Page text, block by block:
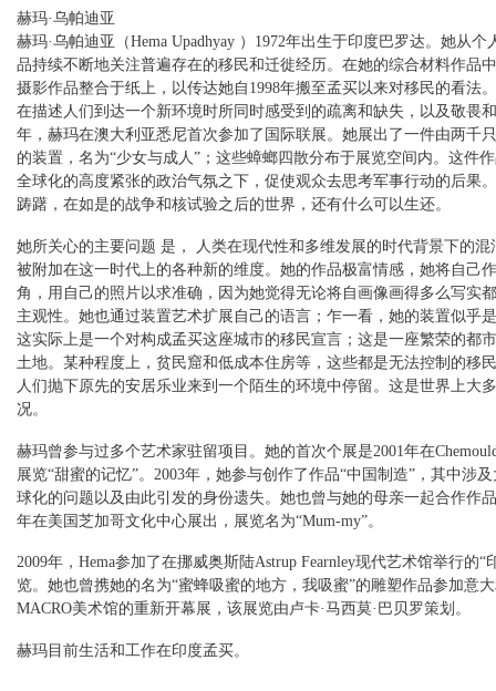
赫玛·乌帕迪亚
赫玛·乌帕迪亚（Hema Upadhyay ）1972年出生于印度巴罗达。她从个
品持续不断地关注普遍存在的移民和迁徙经历。在她的综合材料作品
摄影作品整合于纸上，以传达她自1998年搬至孟买以来对移民的看法
在描述人们到达一个新环境时所同时感受到的疏离和缺失，以及敬畏
年，赫玛在澳大利亚悉尼首次参加了国际联展。她展出了一件由两千
的装置，名为“少女与成人”；这些蟑螂四散分布于展览空间内。这件
全球化的高度紧张的政治气氛之下，促使观众去思考军事行动的后果
踌躇，在如是的战争和核试验之后的世界，还有什么可以生还。
她所关心的主要问题 是， 人类在现代性和多维发展的时代背景下的混
被附加在这一时代上的各种新的维度。她的作品极富情感，她将自己
角，用自己的照片以求准确，因为她觉得无论将自画像画得多么写实
主观性。她也通过装置艺术扩展自己的语言；乍一看，她的装置似乎
这实际上是一个对构成孟买这座城市的移民宣言；这是一座繁荣的都
土地。某种程度上，贫民窟和低成本住房等，这些都是无法控制的
人们抛下原先的安居乐业来到一个陌生的环境中停留。这是世界上大
况。
赫玛曾参与过多个艺术家驻留项目。她的首次个展是2001年在
展览“甜蜜的记忆”。2003年，她参与创作了作品“中国制造”，其中涉
球化的问题以及由此引发的身份遗失。她也曾与她的母亲一起合作作
年在美国芝加哥文化中心展出，展览名为“Mum-my”。
2009年，Hema参加了在挪威奥斯陆Astrup Fearnley现代艺术馆举行的“
览。她也曾携她的名为“蜜蜂吸蜜的地方，我吸蜜”的雕塑作品参加意
MACRO美术馆的重新开幕展，该展览由卢卡·马西莫·巴贝罗策划。
赫玛目前生活和工作在印度孟买。